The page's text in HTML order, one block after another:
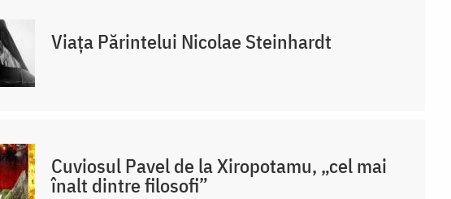
Viața Părintelui Nicolae Steinhardt
Cuviosul Pavel de la Xiropotamu, „cel mai
înalt dintre filosofi”